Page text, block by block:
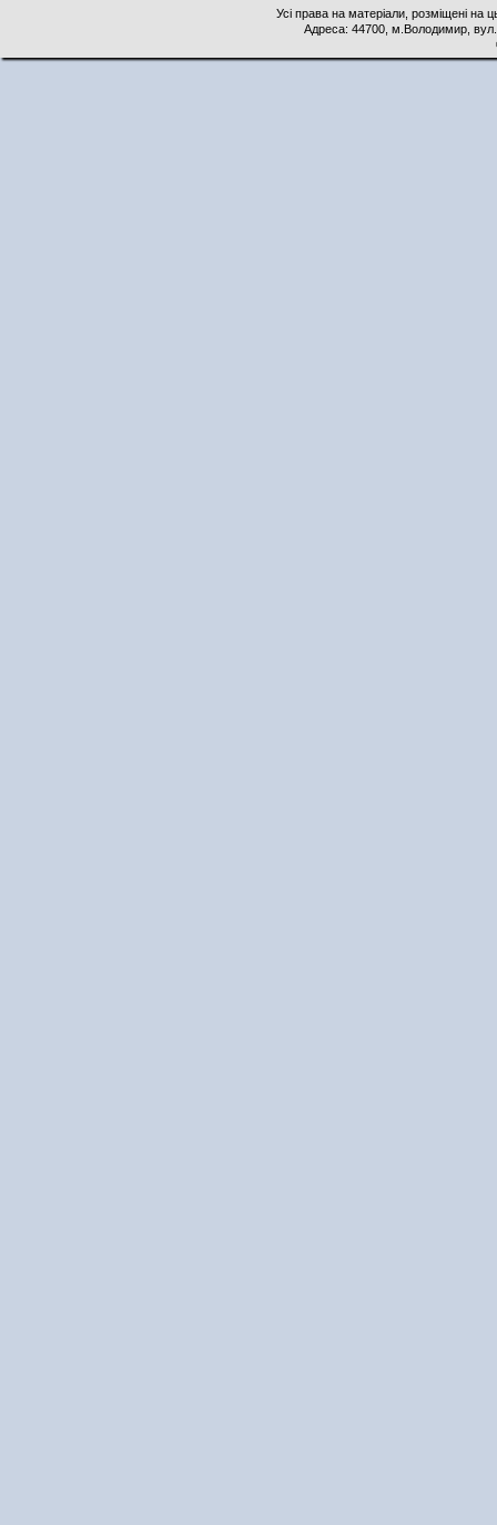
Усі права на матеріали, розміщені на
Адреса: 44700, м.Володимир,